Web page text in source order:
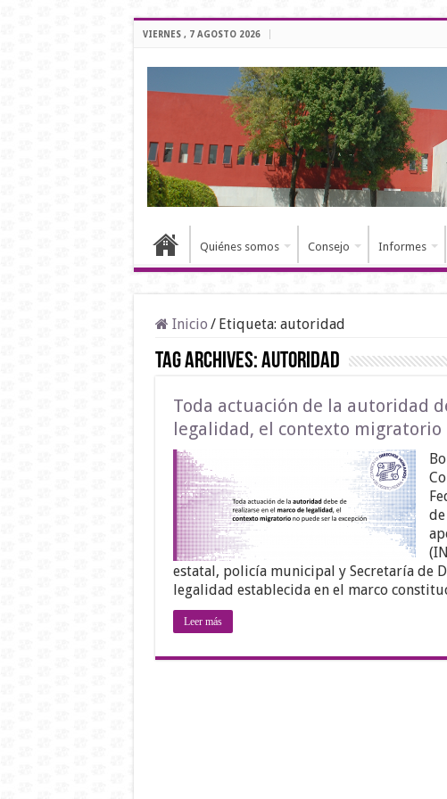
VIERNES , 7 AGOSTO 2026
Quiénes somos Consejo Informes
Inicio / Etiqueta: autoridad
Tag Archives:autoridad
Toda actuación de la autoridad
legalidad, el contexto migratorio
estatal, policía municipal y Secretaría de
legalidad establecida en el marco
Leer más